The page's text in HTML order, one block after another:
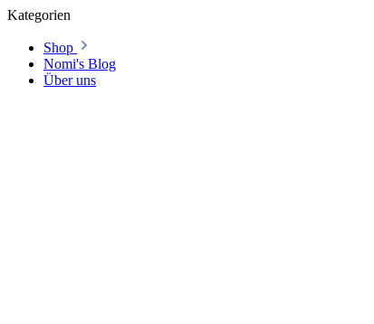
Kategorien
Shop
Nomi's Blog
Über uns